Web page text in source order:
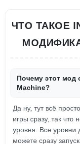
ЧТО ТАКОЕ
Почему этот мод
Machine?
Да ну, тут всё
игры сразу, так
уровня. Все
можете сразу